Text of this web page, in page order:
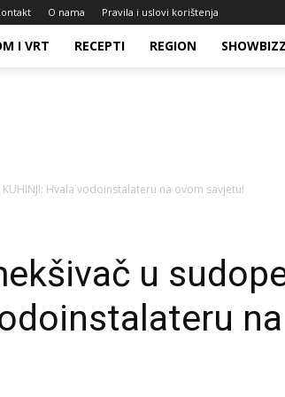
O nama Pravila i uslovi korištenja
I VRT RECEPTI REGION SHOWBIZZ
Hvala vodoinstalateru na ovom savjetu!
u
na